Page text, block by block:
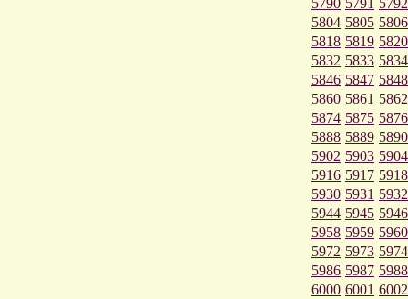
5804 5805 5806
5818 5819 5820
5832 5833 5834
5846 5847 5848
5860 5861 5862
5874 5875 5876
5888 5889 5890
5902 5903 5904
5916 5917 5918
5930 5931 5932
5944 5945 5946
5958 5959 5960
5972 5973 5974
5986 5987 5988
6000 6001 6002